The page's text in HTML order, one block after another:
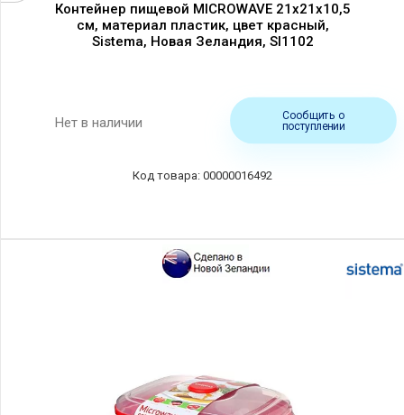
Контейнер пищевой MICROWAVE 21х21х10,5
см, материал пластик, цвет красный,
Sistema, Новая Зеландия, SI1102
Нет в наличии
Сообщить о
поступлении
00000016492